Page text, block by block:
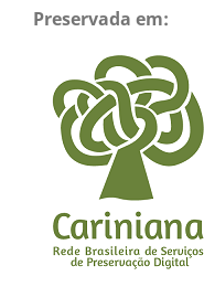
Preservada em: